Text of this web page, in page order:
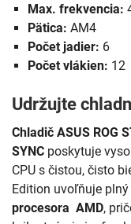
Max. frekvencia:
Pätica: AM4
Počet jadier: 6
Počet vlákien: 12
Udržujte
Chladič ASUS ROG
SYNC poskytuje
CPU s čistou, čisto
Edition uvoľňuje
procesora AMD,